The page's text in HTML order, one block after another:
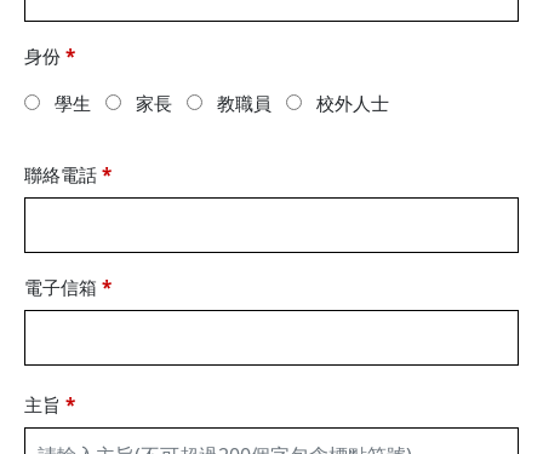
身份 *
學生
家長 教職員 校外人士
聯絡電話 *
電子信箱 *
主旨 *